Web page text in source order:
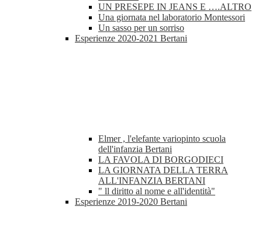
UN PRESEPE IN JEANS E ….ALTRO
Una giornata nel laboratorio Montessori
Un sasso per un sorriso
Esperienze 2020-2021 Bertani
Elmer , l'elefante variopinto scuola
dell'infanzia Bertani
LA FAVOLA DI BORGODIECI
LA GIORNATA DELLA TERRA
ALL'INFANZIA BERTANI
" ll diritto al nome e all'identità"
Esperienze 2019-2020 Bertani